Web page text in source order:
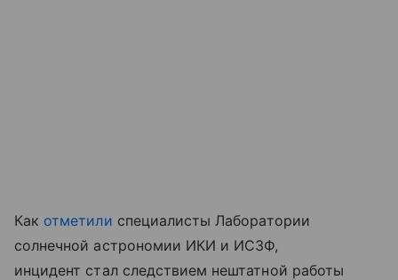
Как отметили специалисты Лаборатории
солнечной астрономии ИКИ и ИСЗФ,
инцидент стал следствием нештатной работы